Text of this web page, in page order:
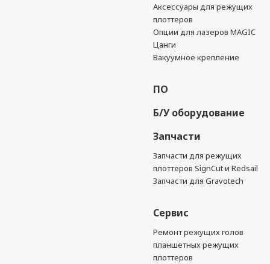
Аксессуары для режущих
плоттеров
Опции для лазеров MAGIC
Цанги
Вакуумное крепление
ПО
Б/У оборудование
Запчасти
Запчасти для режущих
плоттеров SignCut и Redsail
Запчасти для Gravotech
Сервис
Ремонт режущих голов
планшетных режущих
плоттеров